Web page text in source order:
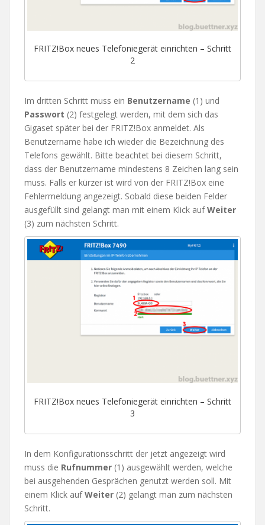
FRITZ!Box neues Telefoniegerät einrichten – Schritt
2
Im dritten Schritt muss ein Benutzername (1) und
Passwort (2) festgelegt werden, mit dem sich das
Gigaset später bei der FRITZ!Box anmeldet. Als
Benutzername habe ich wieder die Bezeichnung des
Telefons gewählt. Bitte beachtet bei diesem Schritt,
dass der Benutzername mindestens 8 Zeichen lang sein
muss. Falls er kürzer ist wird von der FRITZ!Box eine
Fehlermeldung angezeigt. Sobald diese beiden Felder
ausgefüllt sind gelangt man mit einem Klick aufWeiter
(3) zum nächsten Schritt.
FRITZ!Box neues Telefoniegerät einrichten – Schritt
3
In dem Konfigurationsschritt der jetzt angezeigt wird
muss die Rufnummer (1) ausgewählt werden, welche
bei ausgehenden Gesprächen genutzt werden soll. Mit
einem Klick aufWeiter (2) gelangt man zum nächsten
Schritt.